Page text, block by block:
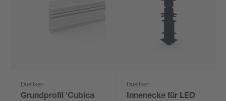
Doellken
Grundprofil 'Cubica
Doellken
Innenecke für LED